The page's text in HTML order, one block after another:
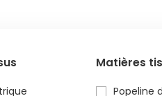
Matières
Popeline